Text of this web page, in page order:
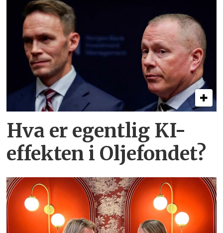
Hva er egentlig KI-
effekten i Oljefondet?